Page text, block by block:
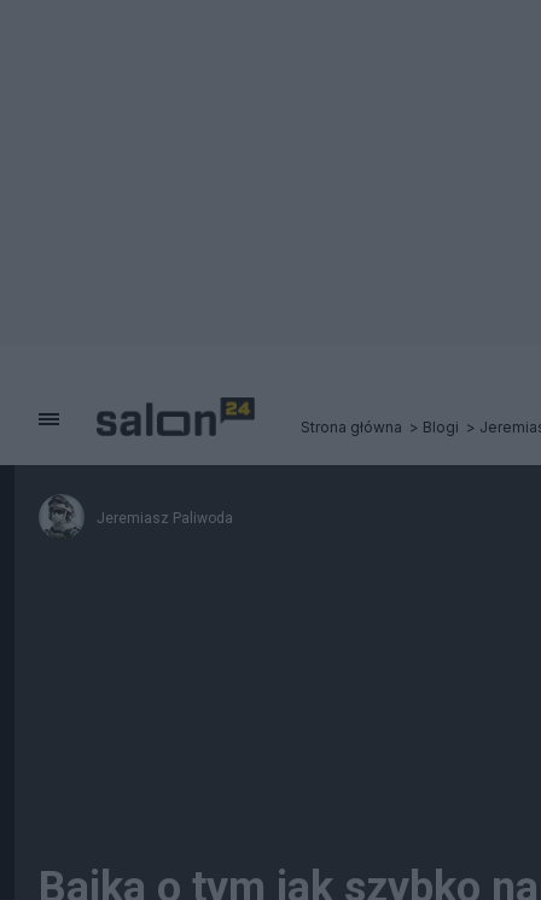
Strona główna Blogi
Jeremiasz Paliwoda
Bajka o tym jak szybko